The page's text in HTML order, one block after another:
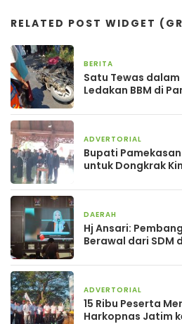
RELATED POST WIDGET
BERITA
Satu Tewas
Ledakan BBM di
ADVERTORIAL
Bupati
untuk Dongkrak
DAERAH
Hj Ansari:
Berawal dari SDM
ADVERTORIAL
15 Ribu Peserta
Harkopnas Jatim